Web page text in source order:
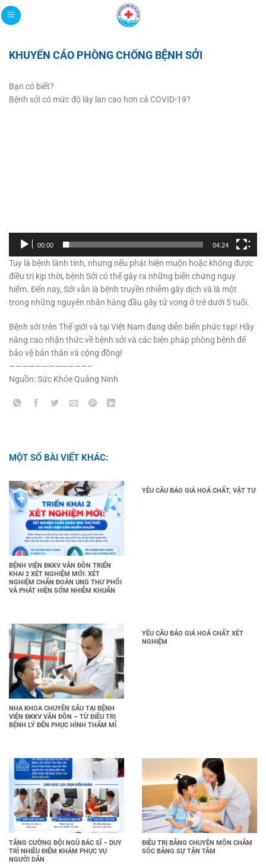
Bỏ
qua
dung
KHUYẾN CÁO PHÒNG CHỐNG BỆNH SỞI
Bạn có biết?
Bệnh sởi có mức độ lây lan cao hơn cả COVID-19?
00:00 04:24
Tuy là bệnh lành tính, nhưng nếu phát hiện muộn hoặc không được
điều trị kịp thời, bệnh Sởi có thể gây ra những biến chứng nguy
hiểm. Đến nay, Sởi vẫn là bệnh truyền nhiễm gây dịch và là một
trong những nguyên nhân hàng đầu gây tử vong ở trẻ dưới 5 tuổi.
Bệnh sởi trên Thế giới và tại Việt Nam đang diễn biến phức tạp! Hãy
nâng cao nhận thức về bệnh sởi và các biện pháp phòng bệnh để
bảo vệ bản thân và cộng đồng!
————————————–
Nguồn:Sức Khỏe Quảng Ninh
MỘT SỐ BÀI VIẾT KHÁC:
BỆNH VIỆN ĐKKV VÂN ĐỒN TRIỂN
KHAI 2 XÉT NGHIỆM MỚI: XÉT
NGHIỆM CHẨN ĐOÁN UNG THƯ PHỔI
VÀ PHÁT HIỆN SỚM NHIỄM KHUẨN
YÊU CẦU BÁO GIÁ HOÁ CHẤT, VẬT TƯ
NHA KHOA CHUYÊN SÂU TẠI BỆNH
VIỆN ĐKKV VÂN ĐỒN – TỪ ĐIỀU TRỊ
BỆNH LÝ ĐẾN PHỤC HÌNH THẨM MĨ
YÊU CẦU BÁO GIÁ HOÁ CHẤT XÉT
NGHIỆM
TĂNG CƯỜNG ĐỘI NGŨ BÁC SĨ – DUY
TRÌ NHIỀU ĐIỂM KHÁM PHỤC VỤ
NGƯỜI DÂN
ĐIỀU TRỊ BẰNG CHUYÊN MÔN CHĂM
SÓC BẰNG SỰ TẬN TÂM